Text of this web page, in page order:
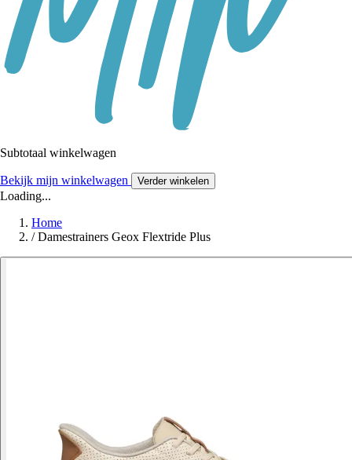
Subtotaal winkelwagen
Bekijk mijn winkelwagen Verder winkelen
Loading...
Home
/ Damestrainers Geox Flextride Plus